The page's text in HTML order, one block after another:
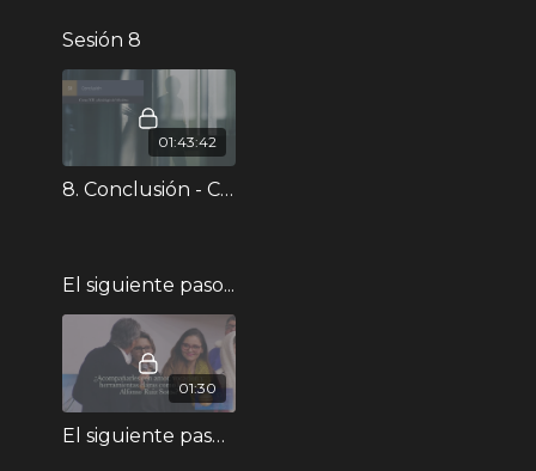
Sesión 8
01:43:42
8. Conclusión - Curso XII
El siguiente paso...
01:30
El siguiente paso_Colegio